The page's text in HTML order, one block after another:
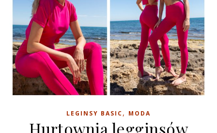
LEGINSY BASIC, MODA
Hurtownia legginsów